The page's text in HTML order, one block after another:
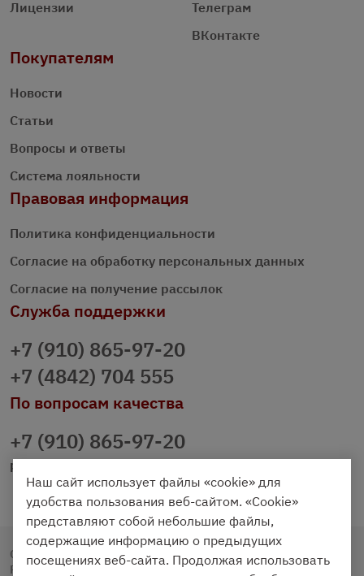
Лицензии
Телеграм
ВКонтакте
Покупателям
Новости
Статьи
Вопросы и ответы
Система лояльности
Правовая информация
Политика конфиденциальности
Согласие на обработку персональных данных
Согласие на получение рассылок
Служба поддержки
+7 (910) 865-97-20
+7 (4842) 704 555
По вопросам качества
+7 (910) 865-97-20
prazdnichniy40@palmi.ru
Copyright © 2020 - 2026. Праздничный Стол.
Разработка и продвижение - Vegas Studio
Наш сайт использует файлы «cookie» для
удобства пользования веб-сайтом. «Cookie»
представляют собой небольшие файлы,
содержащие информацию о предыдущих
посещениях веб-сайта. Продолжая использовать